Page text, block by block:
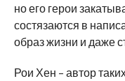
но его герои
состязаются в
образ жизни и даже
Рои Хен – автор